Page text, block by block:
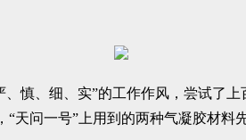
慎、细、实”的工作作风，尝试了
天问一号”上用到的两种气凝胶材